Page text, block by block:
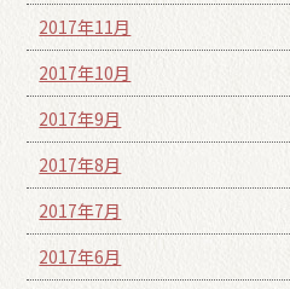
2017年11月
2017年10月
2017年9月
2017年8月
2017年7月
2017年6月